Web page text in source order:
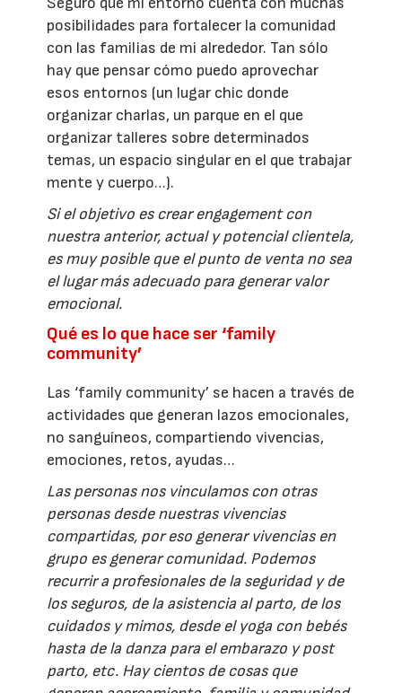
posibilidades para fortalecer la comunidad
con las familias de mi alrededor. Tan sólo
hay que pensar cómo puedo aprovechar
esos entornos (un lugar chic donde
organizar charlas, un parque en el que
organizar talleres sobre determinados
temas, un espacio singular en el que trabajar
mente y cuerpo…).
Si el objetivo es crear engagement con
nuestra anterior, actual y potencial clientela,
es muy posible que el punto de venta no sea
el lugar más adecuado para generar valor
emocional.
Qué es lo que hace ser ‘family
community’
Las ‘family community’ se hacen a través de
actividades que generan lazos emocionales,
no sanguíneos, compartiendo vivencias,
emociones, retos, ayudas…
Las personas nos vinculamos con otras
personas desde nuestras vivencias
compartidas, por eso generar vivencias en
grupo es generar comunidad. Podemos
recurrir a profesionales de la seguridad y de
los seguros, de la asistencia al parto, de los
cuidados y mimos, desde el yoga con bebés
hasta de la danza para el embarazo y post
parto, etc. Hay cientos de cosas que